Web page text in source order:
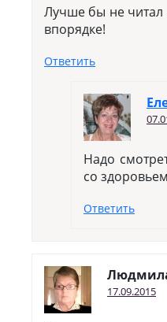
Лучше бы не читал
впорядке!
Ответить
Надо
со
Ответить
17.09.2015